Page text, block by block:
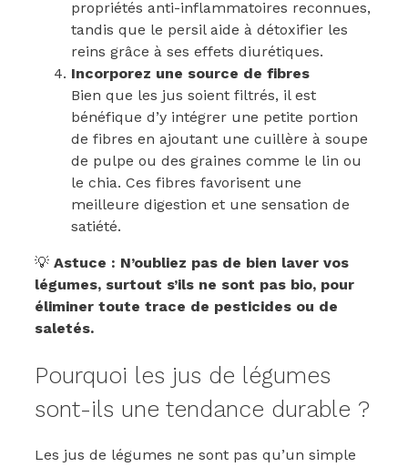
propriétés anti-inflammatoires reconnues,
tandis que le persil aide à détoxifier les
reins grâce à ses effets diurétiques.
Incorporez une source de fibres
Bien que les jus soient filtrés, il est
bénéfique d’y intégrer une petite portion
de fibres en ajoutant une cuillère à soupe
de pulpe ou des graines comme le lin ou
le chia. Ces fibres favorisent une
meilleure digestion et une sensation de
satiété.
💡 Astuce : N’oubliez pas de bien laver vos
légumes, surtout s’ils ne sont pas bio, pour
éliminer toute trace de pesticides ou de
saletés.
Pourquoi les jus de légumes
sont-ils une tendance durable ?
Les jus de légumes ne sont pas qu’un simple